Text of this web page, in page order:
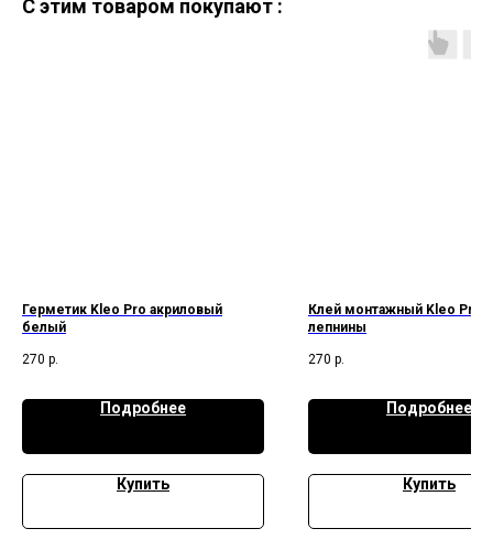
C этим товаром покупают :
Герметик Kleo Pro акриловый
белый
270 р.
Подробнее
Купить
Клей монтажный Kleo Pro
лепнины
270 р.
Подробнее
Купить